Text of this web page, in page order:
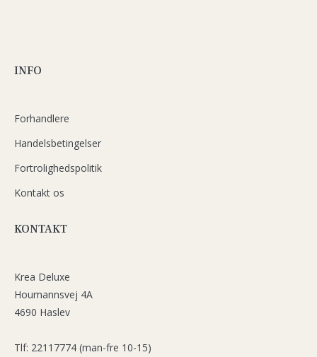
INFO
Forhandlere
Handelsbetingelser
Fortrolighedspolitik
Kontakt os
KONTAKT
Krea Deluxe
Houmannsvej 4A
4690 Haslev
Tlf: 22117774 (man-fre 10-15)